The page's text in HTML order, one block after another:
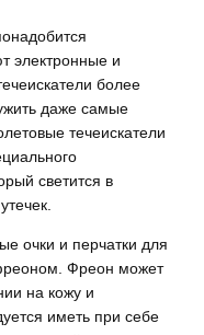
электронные и
более
даже самые
течеискатели
светится в
очки и перчатки для
Фреон может
на кожу и
иметь при себе